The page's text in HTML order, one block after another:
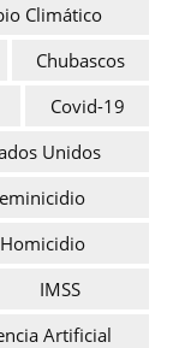
Climático
Chubascos
Covid-19
Unidos
Homicidio
IMSS
Artificial